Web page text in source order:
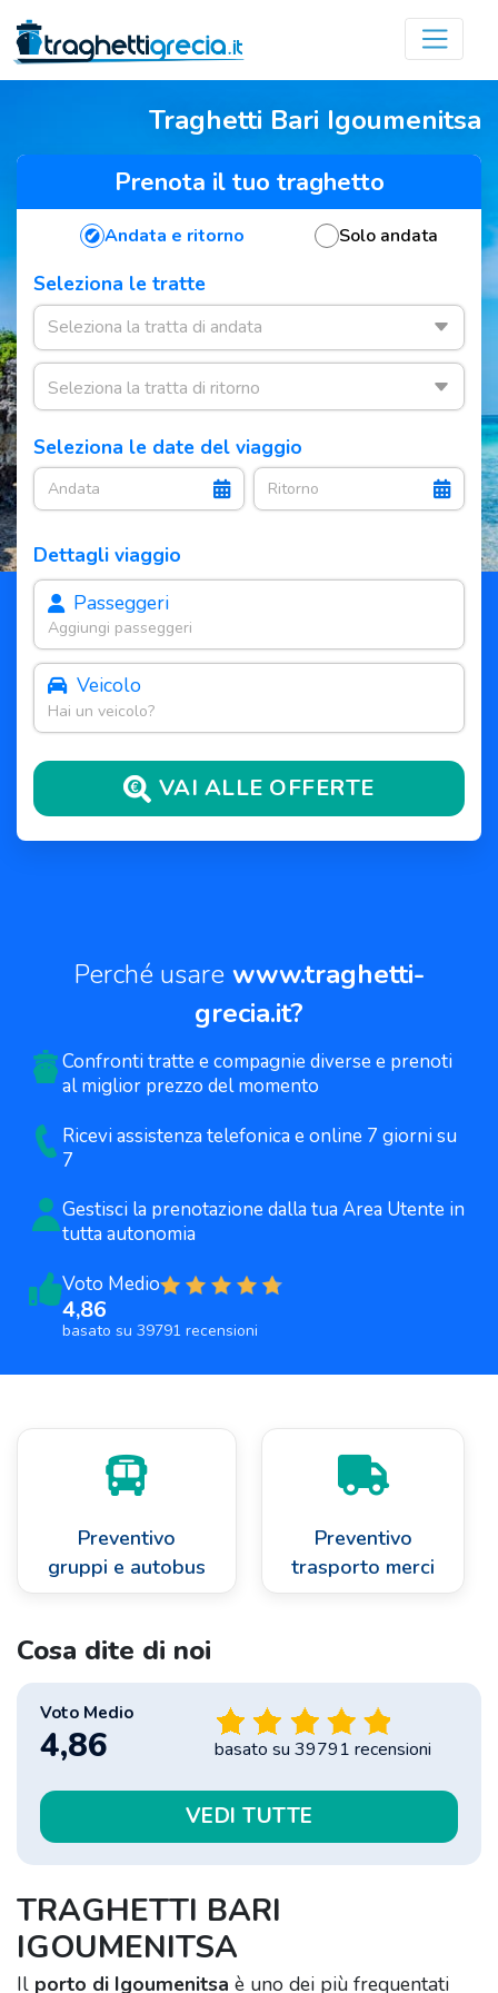
Traghetti Bari Igoumenitsa
Prenota il tuo traghetto
Andata e ritorno Solo andata
Seleziona le tratte
Seleziona le date del viaggio
Dettagli viaggio
Passeggeri
Aggiungi passeggeri
Veicolo
Hai un veicolo?
VAI ALLE OFFERTE
Perché usare www.traghetti-
grecia.it?
Confronti tratte e compagnie diverse e prenoti
al miglior prezzo del momento
Ricevi assistenza telefonica e online 7 giorni su
7
Gestisci la prenotazione dalla tuaArea Utente in
tutta autonomia
Voto Medio
4,86
basato su 39791 recensioni
TRAGHETTI BARI
IGOUMENITSA
Il porto di Igoumenitsa è uno dei più frequentati
Preventivo
gruppi e autobus
Preventivo
trasporto merci
Cosa dite di noi
Voto Medio
4,86 basato su 39791 recensioni
VEDI TUTTE